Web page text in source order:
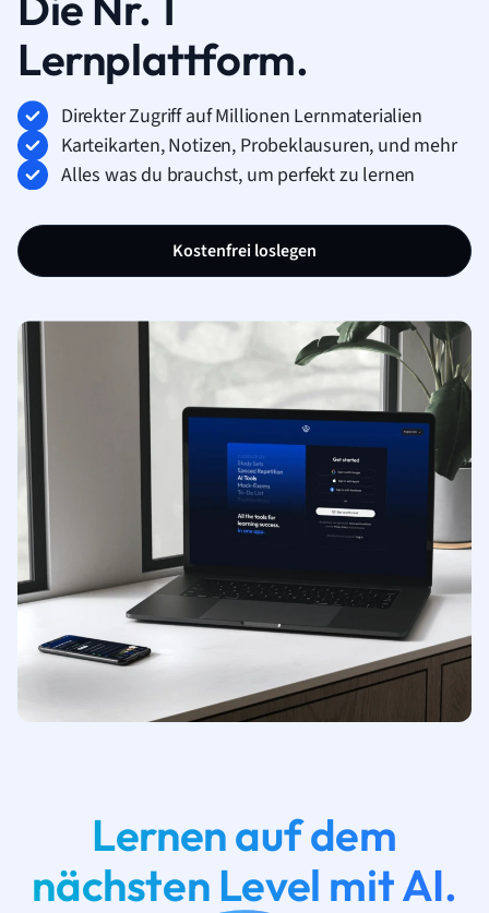
Lernplattform.
Direkter Zugriff auf Millionen Lernmaterialien
Karteikarten, Notizen, Probeklausuren, und mehr
Alles was du brauchst, um perfekt zu lernen
Kostenfrei loslegen
Lernen auf dem
nächsten Level mit AI.